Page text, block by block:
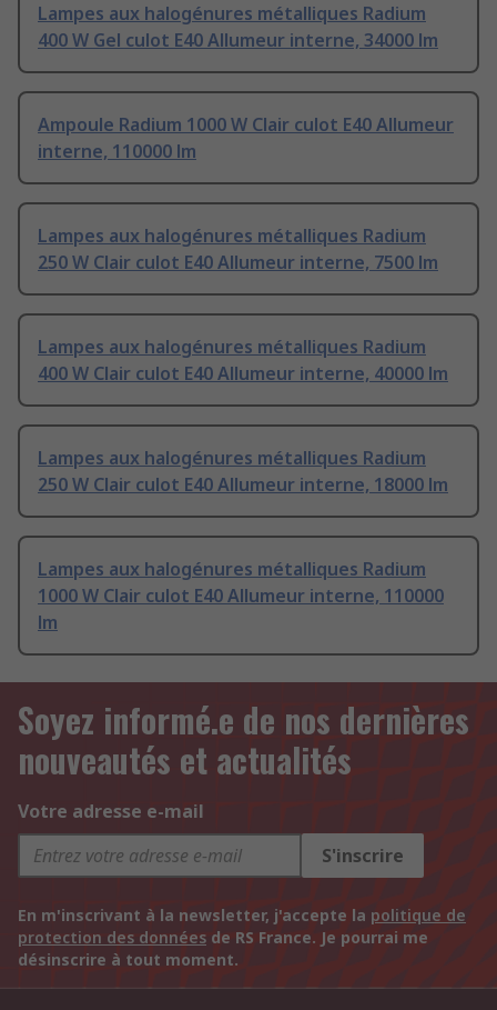
Lampes aux halogénures métalliques Radium
400 W Gel culot E40 Allumeur interne, 34000 lm
Ampoule Radium 1000 W Clair culot E40 Allumeur
interne, 110000 lm
Lampes aux halogénures métalliques Radium
250 W Clair culot E40 Allumeur interne, 7500 lm
Lampes aux halogénures métalliques Radium
400 W Clair culot E40 Allumeur interne, 40000 lm
Lampes aux halogénures métalliques Radium
250 W Clair culot E40 Allumeur interne, 18000 lm
Lampes aux halogénures métalliques Radium
1000 W Clair culot E40 Allumeur interne, 110000
lm
Soyez informé.e de nos dernières
nouveautés et actualités
Votre adresse e-mail
S'inscrire
En m'inscrivant à la newsletter, j'accepte la politique de
protection des données de RS France. Je pourrai me
désinscrire à tout moment.